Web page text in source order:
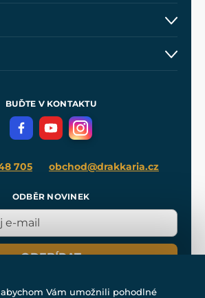
Come
BUĎTE V KONTAKTU
705 obchod@drakkaria.cz
ODBĚR NOVINEK
ODEBÍRAT
Vám umožnili pohodlné